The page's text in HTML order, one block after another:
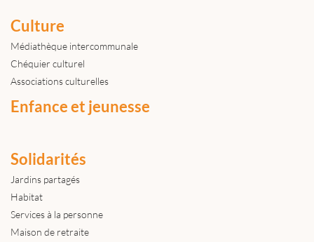
Culture
Médiathèque intercommunale
Chéquier culturel
Associations culturelles
Enfance et jeunesse
Solidarités
Jardins partagés
Habitat
Services à la personne
Maison de retraite